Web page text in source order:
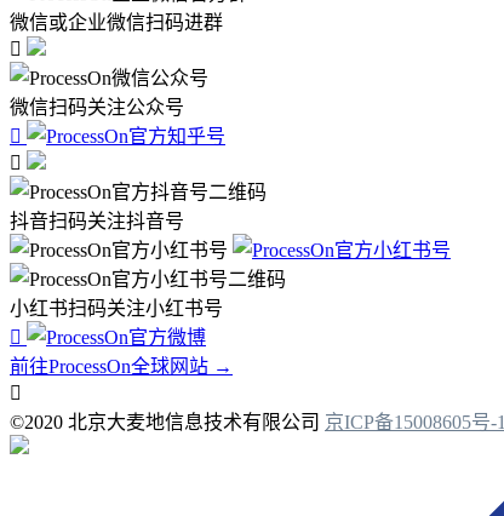
微信或企业微信扫码进群

微信扫码关注公众号


抖音扫码关注抖音号
小红书扫码关注小红书号

前往ProcessOn全球网站 →

©2020 北京大麦地信息技术有限公司 京ICP备15008605号-1